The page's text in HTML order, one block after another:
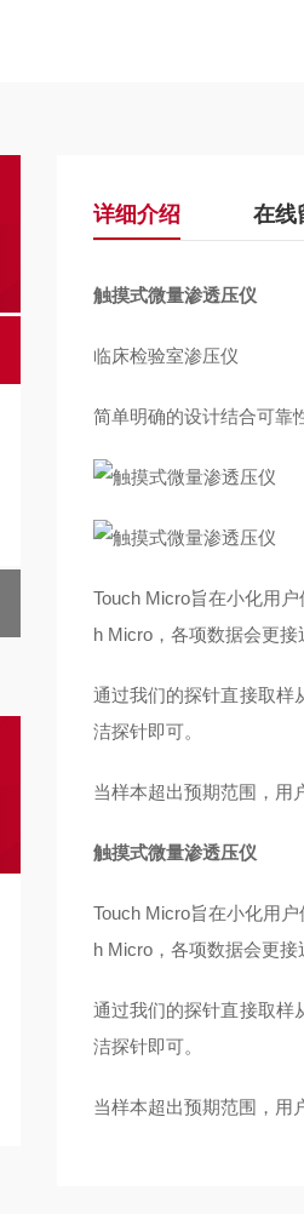
详细介绍 在线
触摸式微量渗透压仪
临床检验室渗压仪
简单明确的设计结合可靠
Touch Micro旨在小化用
h Micro，各项数据会更
通过我们的探针直接取样
洁探针即可。
当样本超出预期范围，用
触摸式微量渗透压仪
Touch Micro旨在小化用
h Micro，各项数据会更
通过我们的探针直接取样
洁探针即可。
当样本超出预期范围，用